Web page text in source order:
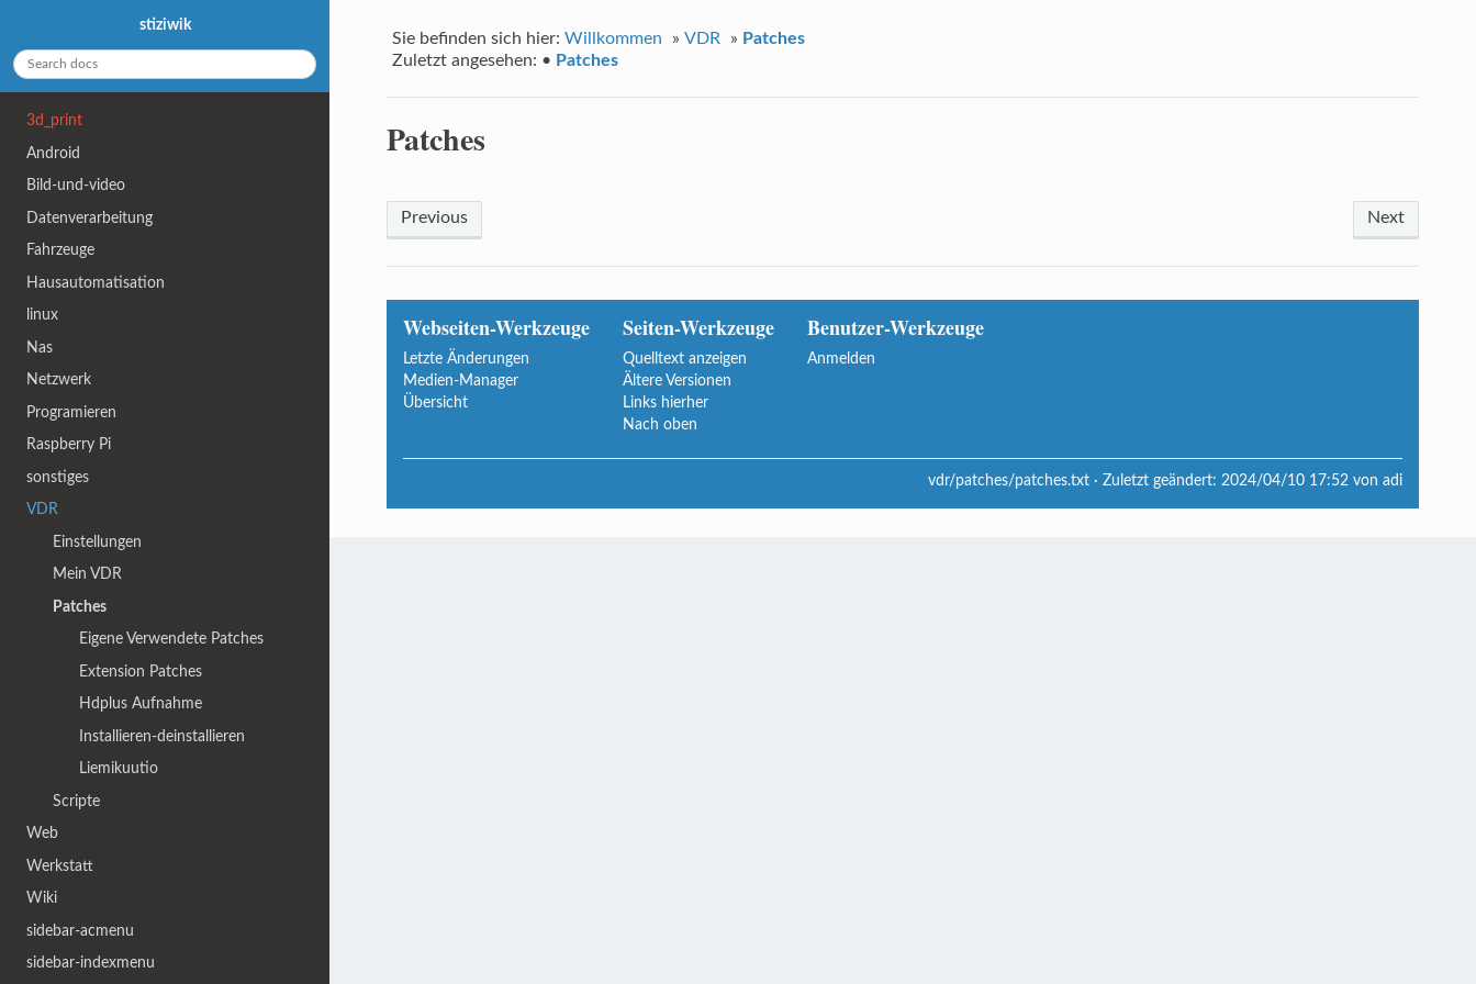
Sie befinden sich hier:Willkommen »VDR » Patches
Zuletzt angesehen: • Patches
Patches
Previous Next
Webseiten-Werkzeuge
Letzte Änderungen
Medien-Manager
Übersicht
Seiten-Werkzeuge
Quelltext anzeigen
Ältere Versionen
Links hierher
Nach oben
Benutzer-Werkzeuge
Anmelden
vdr/patches/patches.txt · Zuletzt geändert:2024/04/10 17:52 vonadi
stiziwik
3d_print
Android
Bild-und-video
Datenverarbeitung
Fahrzeuge
Hausautomatisation
linux
Nas
Netzwerk
Programieren
Raspberry Pi
sonstiges
VDR
Einstellungen
Mein VDR
Patches
Eigene Verwendete Patches
Extension Patches
Hdplus Aufnahme
Installieren-deinstallieren
Liemikuutio
Scripte
Web
Werkstatt
Wiki
sidebar-acmenu
sidebar-indexmenu